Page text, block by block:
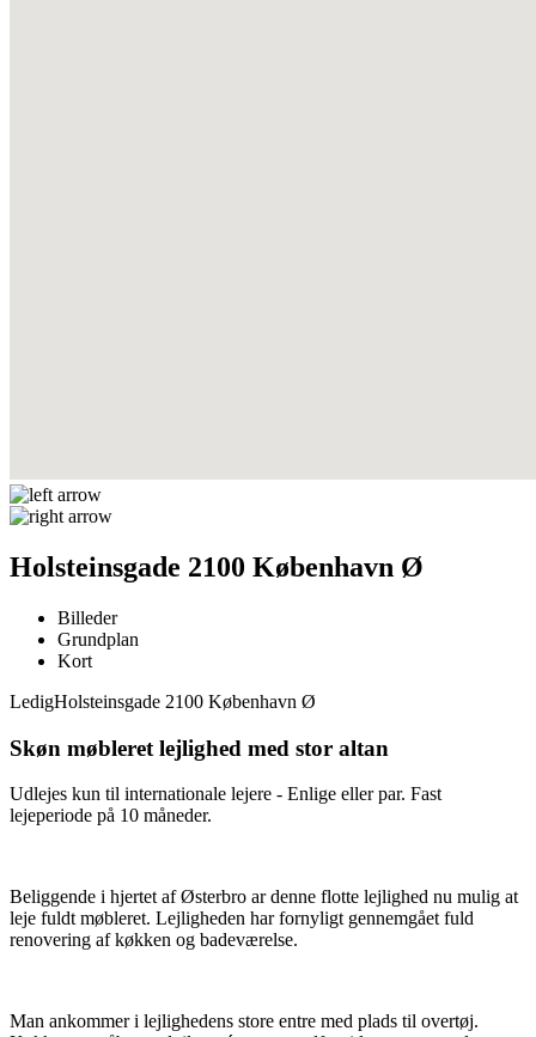
Holsteinsgade 2100 København Ø
Billeder
Grundplan
Kort
LedigHolsteinsgade 2100 København Ø
Skøn møbleret lejlighed med stor altan
Udlejes kun til internationale lejere - Enlige eller par. Fast
lejeperiode på 10 måneder.
Beliggende i hjertet af Østerbro ar denne flotte lejlighed nu mulig at
leje fuldt møbleret. Lejligheden har fornyligt gennemgået fuld
renovering af køkken og badeværelse.
Man ankommer i lejlighedens store entre med plads til overtøj.